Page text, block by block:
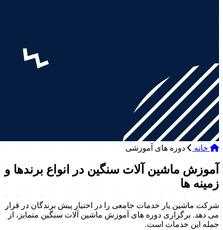
خانه دوره های آموزشی
آموزش ماشین آلات سنگین در انواع برندها و
زمینه ها
شرکت ماشین یار خدمات جامعی را در اختیار پیش برندگان در قرار
می دهد. برگزاری دوره های آموزش ماشین آلات سنگین متمایز، از
جمله این خدمات است.